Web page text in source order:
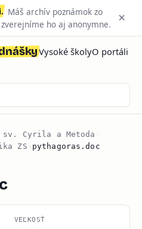
Máš archív poznámok zo
ho aj anonymne. ×
Vysoké školyO portáli
Cyrila a Metoda ›
ZS › pythagoras.doc
VEĽKOSŤ